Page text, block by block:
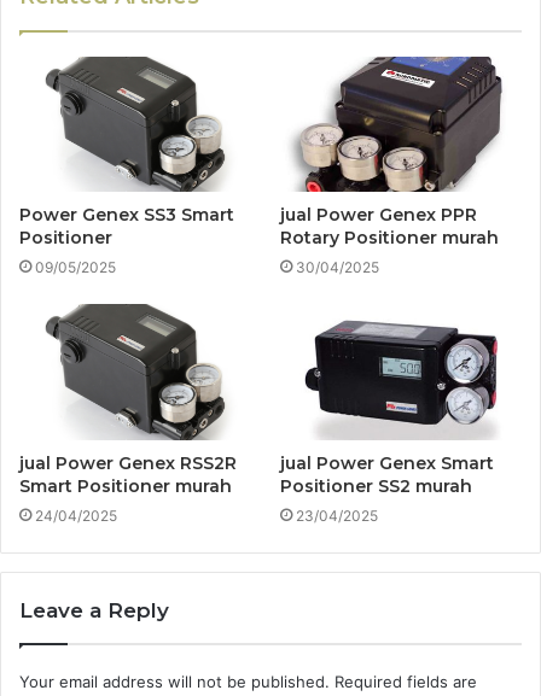
Power Genex SS3 Smart
Positioner
09/05/2025
jual Power Genex PPR
Rotary Positioner murah
30/04/2025
jual Power Genex RSS2R
Smart Positioner murah
24/04/2025
jual Power Genex Smart
Positioner SS2 murah
23/04/2025
Leave a Reply
Your email address will not be published. Required fields are